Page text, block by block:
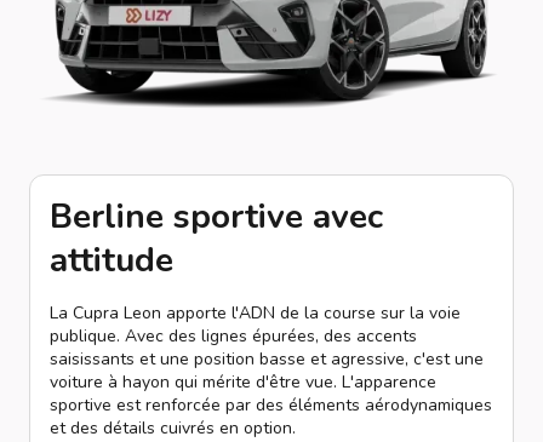
Berline sportive avec
attitude
La Cupra Leon apporte l'ADN de la course sur la voie
publique. Avec des lignes épurées, des accents
saisissants et une position basse et agressive, c'est une
voiture à hayon qui mérite d'être vue. L'apparence
sportive est renforcée par des éléments aérodynamiques
et des détails cuivrés en option.